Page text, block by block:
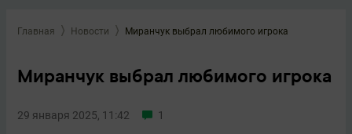
Главная Новости Миранчук выбрал любимого игрока
Миранчук выбрал любимого игрока
29 января 2025, 11:42 1